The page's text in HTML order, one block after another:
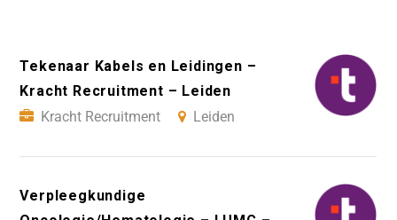
Tekenaar Kabels en Leidingen –
Kracht Recruitment – Leiden
Kracht Recruitment
Leiden
Verpleegkundige